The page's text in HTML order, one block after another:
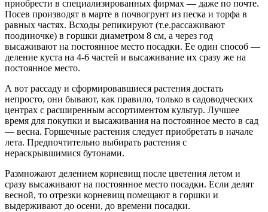
приобрести в специализированных фирмах — даже по почте.
Посев производят в марте в почвогрунт из песка и торфа в
равных частях. Всходы репикируют (т.е.рассаживают
поодиночке) в горшки диаметром 8 см, а через год
высаживают на постоянное место посадки. Ее один способ —
деление куста на 4-6 частей и высаживание их сразу же на
постоянное место.
А вот рассаду и сформировавшиеся растения достать
непросто, они бывают, как правило, только в садоводческих
центрах с расширенным ассортиментом культур. Лучшее
время для покупки и высаживания на постоянное место в сад
— весна. Горшечные растения следует приобретать в начале
лета. Предпочтительно выбирать растения с
нераскрывшимися бутонами.
Размножают делением корневищ после цветения летом и
сразу высаживают на постоянное место посадки. Если делят
весной, то отрезки корневищ помещают в горшки и
выдерживают до осени, до времени посадки.